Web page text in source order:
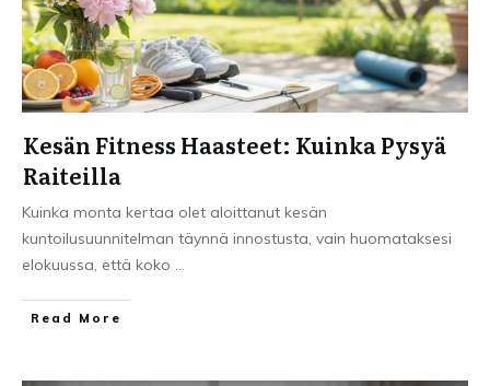
Kesän Fitness Haasteet: Kuinka Pysyä
Raiteilla
Kuinka monta kertaa olet aloittanut kesän
kuntoilusuunnitelman täynnä innostusta, vain huomataksesi
elokuussa, että koko ...
Read More